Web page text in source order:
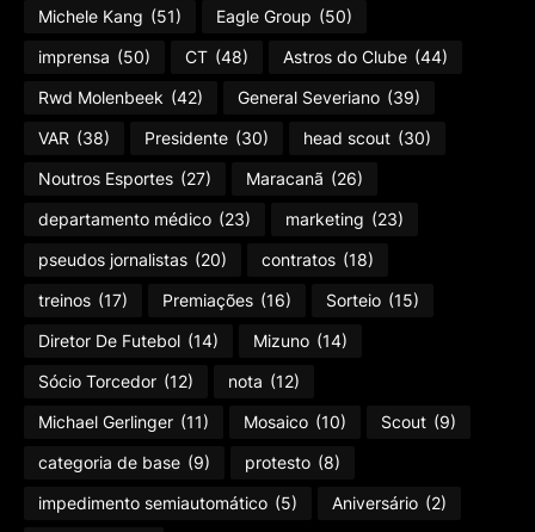
Michele Kang (51) Eagle Group (50)
imprensa (50) CT (48) Astros do Clube (44)
Rwd Molenbeek (42) General Severiano (39)
VAR (38) Presidente (30) head scout (30)
Noutros Esportes (27) Maracanã (26)
departamento médico (23) marketing (23)
pseudos jornalistas (20) contratos (18)
treinos (17) Premiações (16) Sorteio (15)
Diretor De Futebol (14) Mizuno (14)
Sócio Torcedor (12) nota (12)
Michael Gerlinger (11) Mosaico (10) Scout (9)
categoria de base (9) protesto (8)
impedimento semiautomático (5) Aniversário (2)